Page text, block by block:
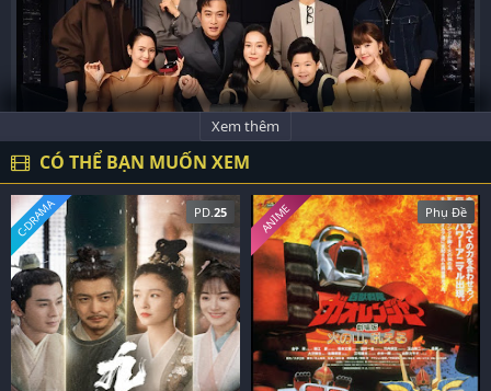
Xem thêm
CÓ THỂ BẠN MUỐN XEM
PD. 25
C-DRAMA Phụ Đề
ANIME